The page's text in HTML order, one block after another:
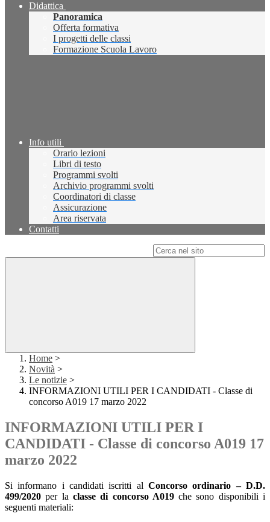
Didattica
Panoramica
Offerta formativa
I progetti delle classi
Formazione Scuola Lavoro
Info utili
Orario lezioni
Libri di testo
Programmi svolti
Archivio programmi svolti
Coordinatori di classe
Assicurazione
Area riservata
Contatti
Home >
Novità >
Le notizie >
INFORMAZIONI UTILI PER I CANDIDATI - Classe di
concorso A019 17 marzo 2022
INFORMAZIONI UTILI PER I
CANDIDATI - Classe di concorso A019 17
marzo 2022
Si informano i candidati iscritti al Concorso ordinario – D.D.
499/2020 per la classe di concorso A019che sono disponibili i
seguenti materiali: